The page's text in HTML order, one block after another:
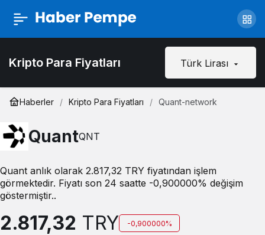
Kripto Para Fiyatları Türk Lirası
Haberler Kripto Para Fiyatları Quant-network
QuantQNT
Quant anlık olarak 2.817,32 TRY fiyatından işlem
görmektedir. Fiyatı son 24 saatte -0,900000% değişim
göstermiştir..
2.817,32 TRY -0,900000%